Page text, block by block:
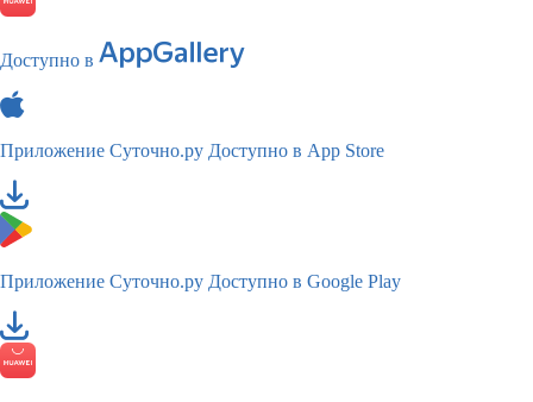
Доступно в
Приложение Суточно.ру Доступно в App Store
Приложение Суточно.ру Доступно в Google Play